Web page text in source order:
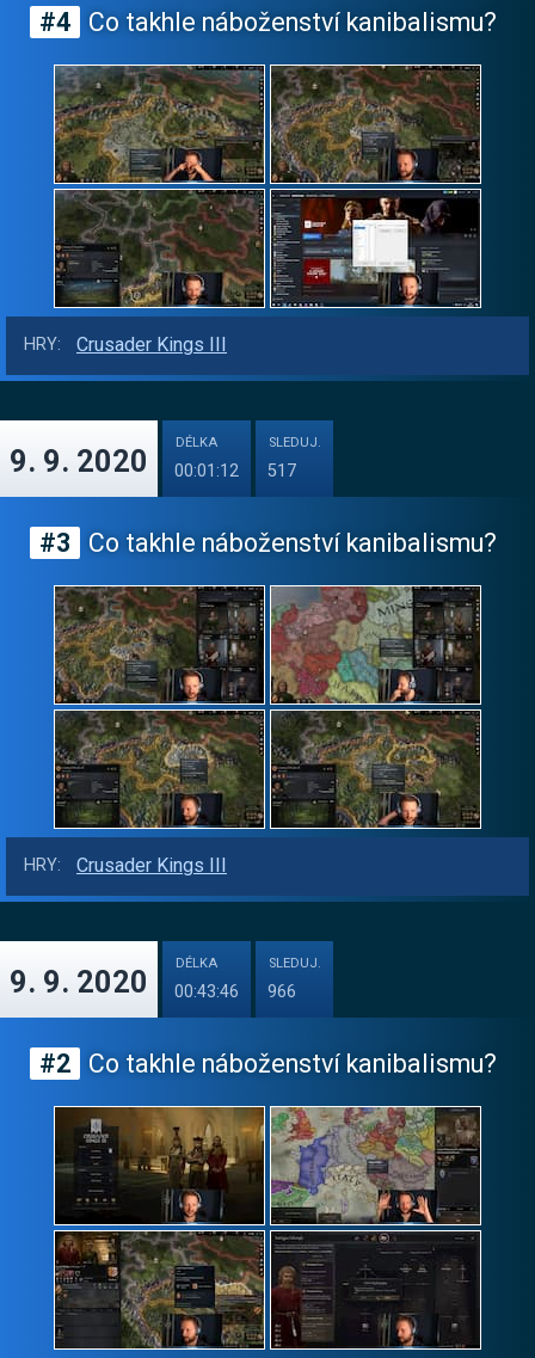
#4 Co takhle náboženství kanibalismu?
HRY: Crusader Kings III
9. 9. 2020
DÉLKA
00:01:12
SLEDUJ.
517
#3 Co takhle náboženství kanibalismu?
HRY: Crusader Kings III
9. 9. 2020
DÉLKA
00:43:46
SLEDUJ.
966
#2 Co takhle náboženství kanibalismu?